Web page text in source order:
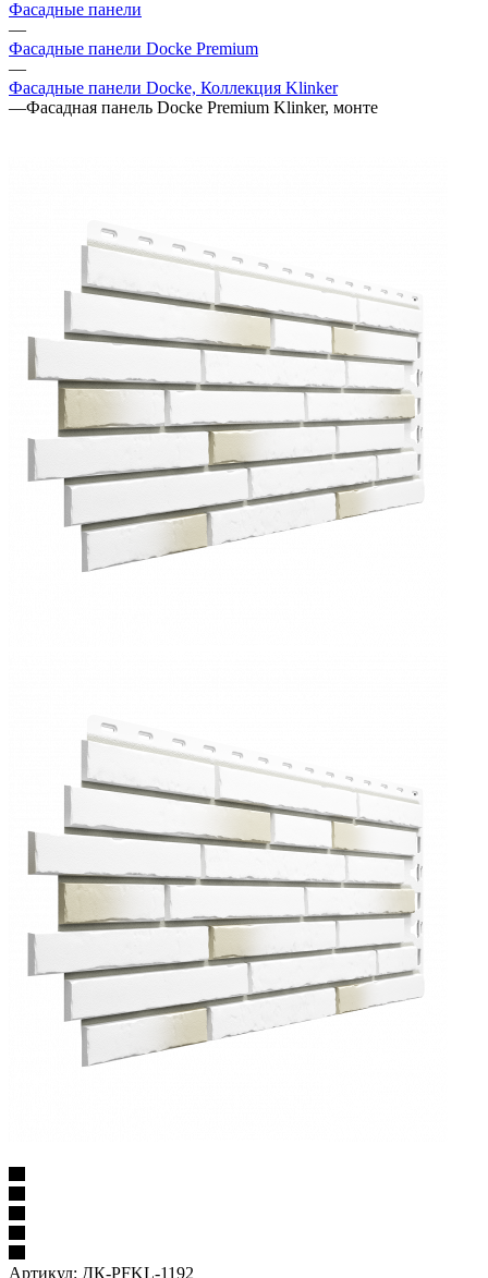
Фасадные панели
—
Фасадные панели Docke Premium
—
Фасадные панели Docke, Коллекция Klinker
—Фасадная панель Docke Premium Klinker, монте
Артикул: ДК-PFKL-1192